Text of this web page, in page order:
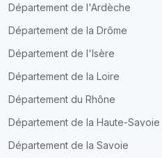
Département de l'Ardèche
Département de la Drôme
Département de l'Isère
Département de la Loire
Département du Rhône
Département de la Haute-Savoie
Département de la Savoie